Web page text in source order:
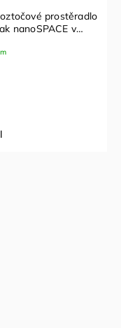
prostěradlo
nanoSPACE v